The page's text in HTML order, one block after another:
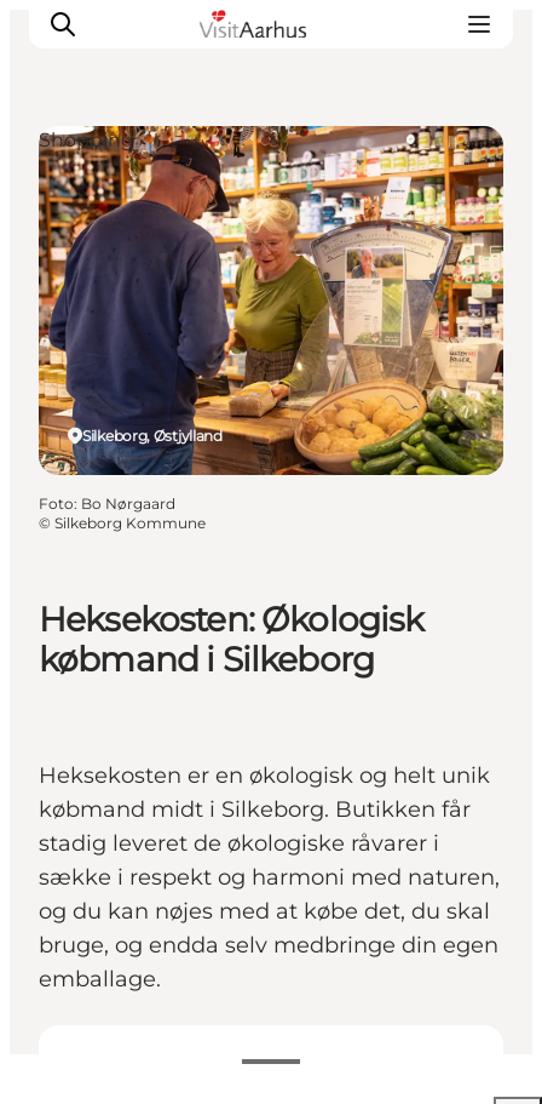
Oplevelser
Kalender
Byer og steder
Planlæg ferien
Transport
Heksekosten: Økologisk
købmand i Silkeborg
Heksekosten er en økologisk og helt unik
købmand midt i Silkeborg. Butikken får
stadig leveret de økologiske råvarer i
sække i respekt og harmoni med naturen,
og du kan nøjes med at købe det, du skal
bruge, og endda selv medbringe din egen
emballage.
Silkeborg, Østjylland
Shopping
Foto: Bo Nørgaard
© Silkeborg Kommune